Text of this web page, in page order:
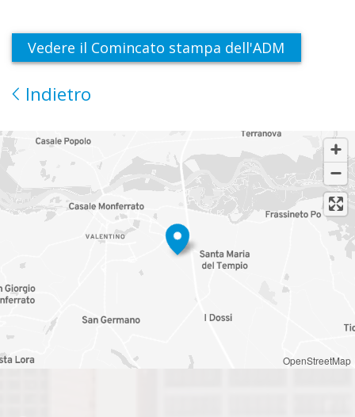
Vedere il Comincato stampa dell'ADM
Indietro
OpenStreetMap